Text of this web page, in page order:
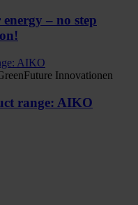
– no step
Innovationen
range: AIKO